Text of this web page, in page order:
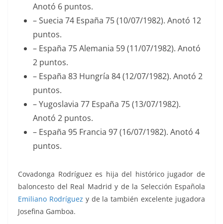
Anotó 6 puntos.
– Suecia 74 España 75 (10/07/1982). Anotó 12
puntos.
– España 75 Alemania 59 (11/07/1982). Anotó
2 puntos.
– España 83 Hungría 84 (12/07/1982). Anotó 2
puntos.
– Yugoslavia 77 España 75 (13/07/1982).
Anotó 2 puntos.
– España 95 Francia 97 (16/07/1982). Anotó 4
puntos.
Covadonga Rodríguez es hija del histórico jugador de
baloncesto del Real Madrid y de la Selección Española
Emiliano Rodríguez y de la también excelente jugadora
Josefina Gamboa.